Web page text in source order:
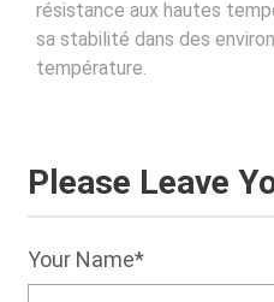
résistance aux hautes
sa stabilité dans des
température.
Please Leave
Your Name*